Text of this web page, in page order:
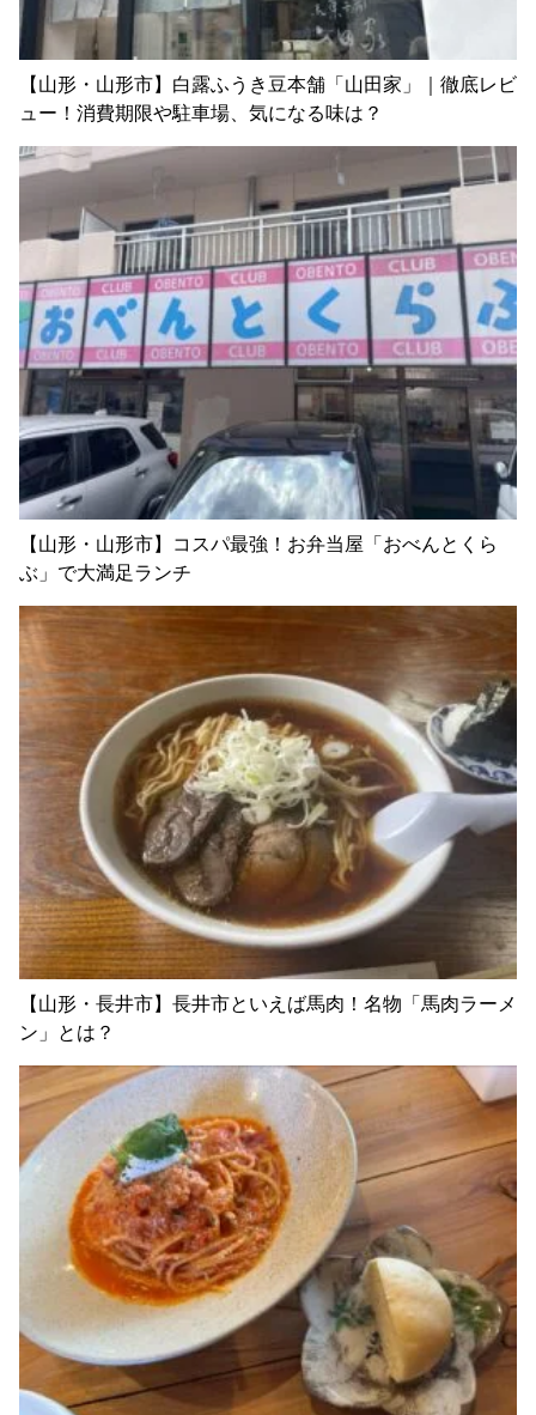
【山形・山形市】白露ふうき豆本舗「山田家」｜徹底レビ
ュー！消費期限や駐車場、気になる味は？
【山形・山形市】コスパ最強！お弁当屋「おべんとくら
ぶ」で大満足ランチ
【山形・長井市】長井市といえば馬肉！名物「馬肉ラーメ
ン」とは？